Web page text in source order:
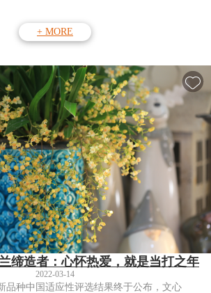
+ MORE
缔造者：心怀热爱，就是当打之年
2022-03-14
品种中国适应性评选结果终于公布，文心